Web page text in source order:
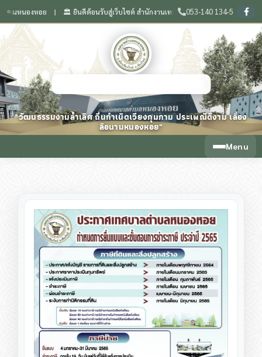
องหอย ❙ 🏛️ ยินดีต้อนรับสู่เว็บไซต์ สำนักงานเทศบาลตำบลหนองหอย จังหวัดเชียงใหม่
053-140 134-5
"วัฒนธรรมงามล้ำเลิศ ถิ่นกำเนิดเวียงกุมกาม ประเพณีดีงาม เลื่อง
ลือนามหนองหอย"
Menu